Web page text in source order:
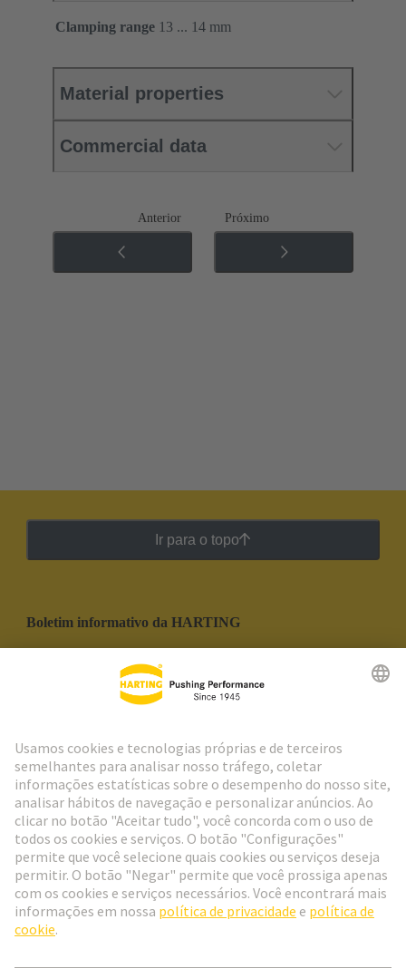
Clamping range 13 ... 14 mm
Material properties
Commercial data
Anterior Próximo
Ir para o topo
Boletim informativo da HARTING
Social Media
Portugal Português